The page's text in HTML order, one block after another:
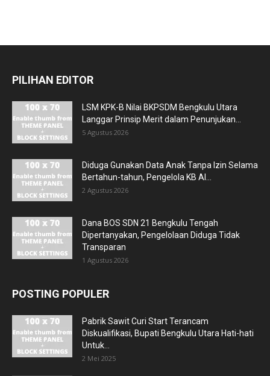
PILIHAN EDITOR
LSM KPK-B Nilai BKPSDM Bengkulu Utara
Langgar Prinsip Merit dalam Penunjukan...
5 Agustus 2026
Diduga Gunakan Data Anak Tanpa Izin Selama
Bertahun-tahun, Pengelola KB Al...
2 Agustus 2026
Dana BOS SDN 21 Bengkulu Tengah
Dipertanyakan, Pengelolaan Diduga Tidak
Transparan
1 Agustus 2026
POSTING POPULER
Pabrik Sawit Curi Start Terancam
Diskualifikasi, Bupati Bengkulu Utara Hati-hati
Untuk...
2 Mei 2025